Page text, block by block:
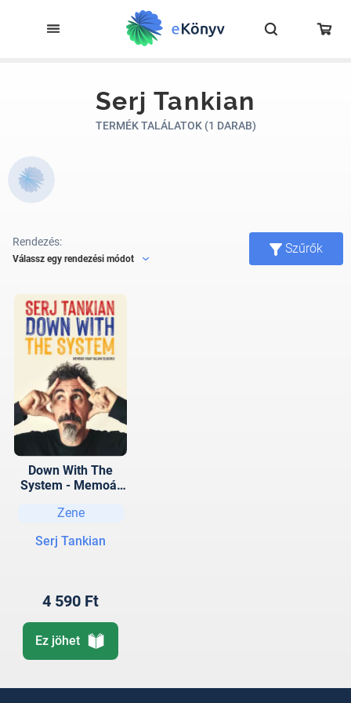
Serj Tankian
TERMÉK TALÁLATOK (1 DARAB)
Rendezés:
Válassz egy rendezési módot
Szűrők
Down With The
System - Memoár
olyasmi)
Zene
Serj Tankian
4 590 Ft
Ez jöhet